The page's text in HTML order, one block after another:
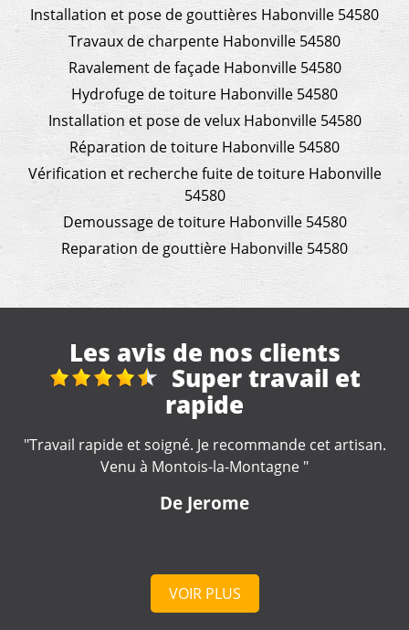
Installation et pose de gouttières Habonville 54580
Travaux de charpente Habonville 54580
Ravalement de façade Habonville 54580
Hydrofuge de toiture Habonville 54580
Installation et pose de velux Habonville 54580
Réparation de toiture Habonville 54580
Vérification et recherche fuite de toiture Habonville
54580
Demoussage de toiture Habonville 54580
Reparation de gouttière Habonville 54580
Les avis de nos clients
et
cet artisan.
véranda +
"Excellent travail de la part de
soigné. Artisan très impliqué dans
VOIR PLUS